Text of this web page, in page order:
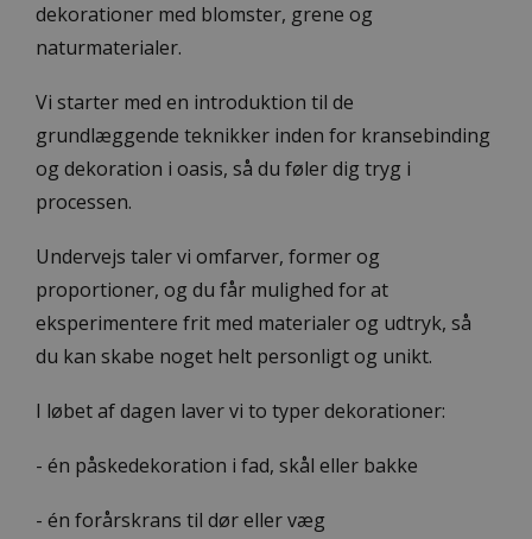
dekorationer med blomster, grene og
naturmaterialer.
Vi starter med en introduktion til de
grundlæggende teknikker inden for kransebinding
og dekoration i oasis, så du føler dig tryg i
processen.
Undervejs taler vi omfarver, former og
proportioner, og du får mulighed for at
eksperimentere frit med materialer og udtryk, så
du kan skabe noget helt personligt og unikt.
I løbet af dagen laver vi to typer dekorationer:
- én påskedekoration i fad, skål eller bakke
- én forårskrans til dør eller væg